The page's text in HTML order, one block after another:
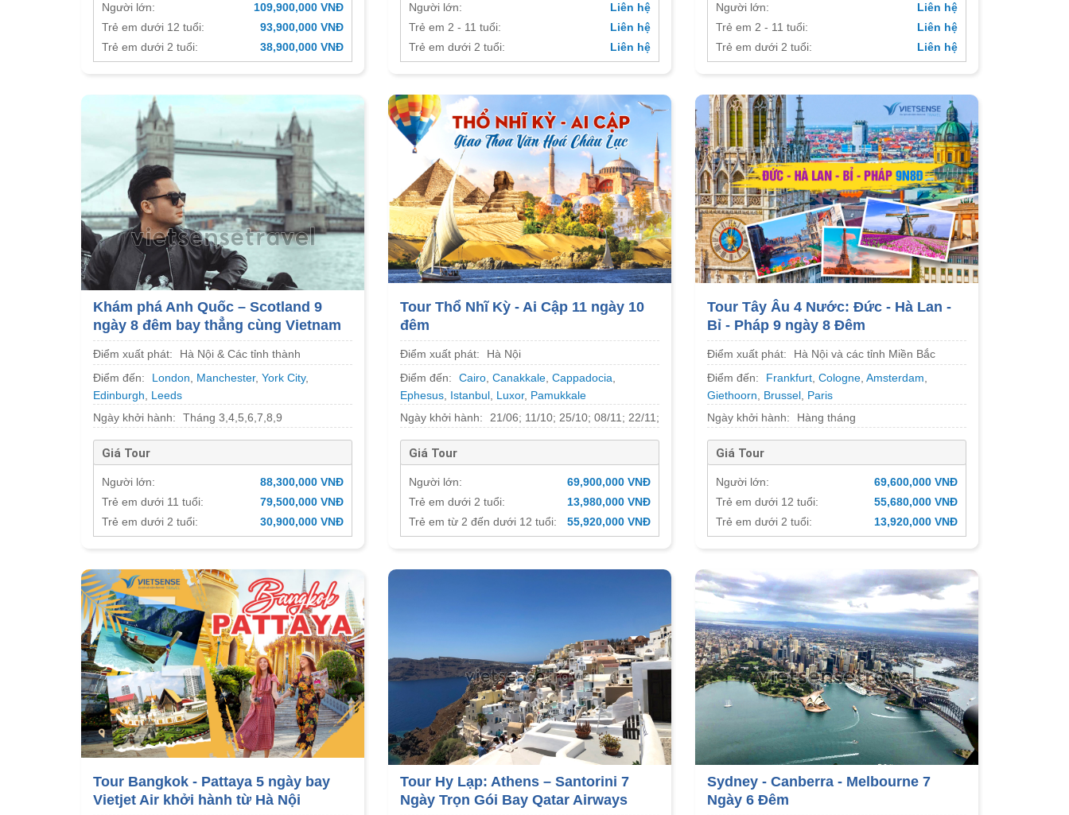
Người lớn:
109,900,000 VNĐ
Trẻ em dưới 12 tuổi:
93,900,000 VNĐ
Trẻ em dưới 2 tuổi:
38,900,000 VNĐ
Người lớn:
Liên hệ
Trẻ em 2 - 11 tuổi:
Liên hệ
Trẻ em dưới 2 tuổi:
Liên hệ
Người lớn:
Liên hệ
Trẻ em 2 - 11 tuổi:
Liên hệ
Trẻ em dưới 2 tuổi:
Liên hệ
Khám phá Anh Quốc – Scotland 9
ngày 8 đêm bay thẳng cùng Vietnam
Airlines
Điểm xuất phát:
Hà Nội & Các tỉnh thành
Điểm đến:
London Manchester, York City,
Edinburgh
Leeds
Ngày khởi hành:
Tháng 3,4,5,6,7,8,9
Giá Tour
Người lớn:
88,300,000 VNĐ
Trẻ em dưới 11 tuổi:
79,500,000 VNĐ
Trẻ em dưới 2 tuổi:
30,900,000 VNĐ
Tour Thổ Nhĩ Kỳ - Ai Cập 11 ngày 10
đêm
Điểm xuất phát:
Hà Nội
Điểm đến:
Cairo ,Canakkale ,Cappadocia
Ephesus Istanbul Luxor, Pamukkale
Ngày khởi hành:
21/06; 11/10; 25/10; 08/11; 22/11;
Giá Tour
Người lớn:
69,900,000 VNĐ
Trẻ em dưới 2 tuổi:
13,980,000 VNĐ
Trẻ em từ 2 đến dưới 12 tuổi:
55,920,000 VNĐ
Tour Tây Âu 4 Nước: Đức - Hà Lan -
Bỉ - Pháp 9 ngày 8 Đêm
Điểm xuất phát:
Hà Nội và các tỉnh Miền Bắc
Điểm đến:
Frankfurt ,Cologne ,Amsterdam
Giethoorn
Brussel Paris
Ngày khởi hành:
Hàng tháng
Giá Tour
Người lớn:
69,600,000 VNĐ
Trẻ em dưới 12 tuổi:
55,680,000 VNĐ
Trẻ em dưới 2 tuổi:
13,920,000 VNĐ
Tour Bangkok - Pattaya 5 ngày bay
Vietjet Air khởi hành từ Hà Nội
Tour Hy Lạp: Athens – Santorini 7
Ngày Trọn Gói Bay Qatar Airways
Sydney - Canberra - Melbourne 7
Ngày 6 Đêm